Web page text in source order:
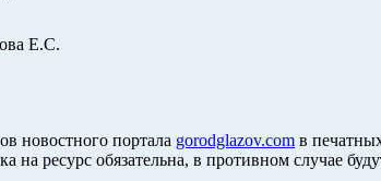
Е.С.
новостного портала gorodglazov.com в
на ресурс обязательна, в противном случае